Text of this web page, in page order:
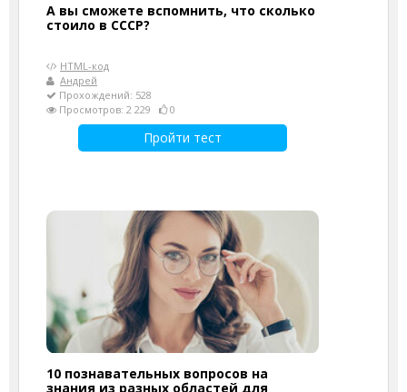
А вы сможете вспомнить, что сколько
стоило в СССР?
HTML-код
Андрей
Прохождений: 528
Просмотров: 2 229
0
Пройти тест
10 познавательных вопросов на
знания из разных областей для